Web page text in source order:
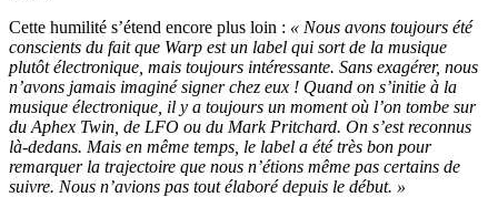
Cette humilité s’étend encore plus loin : « Nous avons toujours été
conscients du fait que Warp est un label qui sort de la musique
plutôt électronique, mais toujours intéressante. Sans exagérer, nous
n’avons jamais imaginé signer chez eux ! Quand on s’initie à la
musique électronique, il y a toujours un moment où l’on tombe sur
du Aphex Twin, de LFO ou du Mark Pritchard. On s’est reconnus
là-dedans. Mais en même temps, le label a été très bon pour
remarquer la trajectoire que nous n’étions même pas certains de
suivre. Nous n’avions pas tout élaboré depuis le début. »